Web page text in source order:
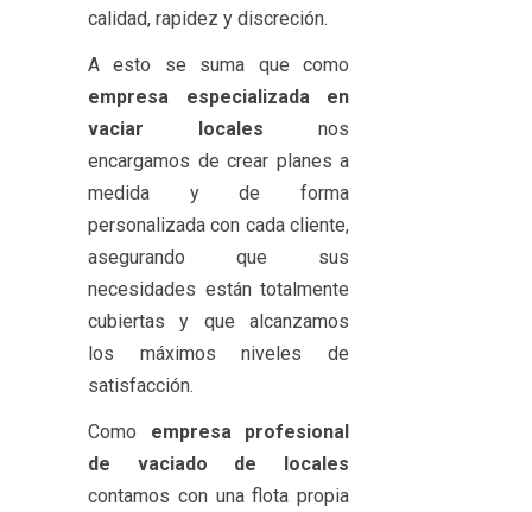
calidad, rapidez y discreción.
A esto se suma que como
empresa especializada en
vaciar locales nos
encargamos de crear planes a
medida y de forma
personalizada con cada cliente,
asegurando que sus
necesidades están totalmente
cubiertas y que alcanzamos
los máximos niveles de
satisfacción.
Como empresa profesional
de vaciado de locales
contamos con una flota propia